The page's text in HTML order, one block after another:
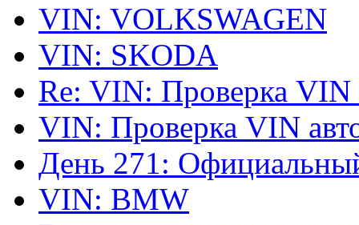
VIN: VOLKSWAGEN
VIN: SKODA
Re: VIN: Проверка VIN
VIN: Проверка VIN
День 271:
VIN: BMW